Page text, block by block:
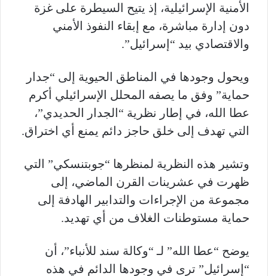
الأمنية الإسرائيلية، إذ يتيح السيطرة على غزة
دون إدارة مباشرة، مع إبقاء النفوذ الأمني
والاقتصادي بيد “إسرائيل”.
ويحول وجودها في المناطق الحيوية إلى “جدار
حماية” وفق ما يصفه المحلل الإسرائيلي أكرم
عطا الله، في إطار نظرية “الجدار الحديدي”،
التي تهدف إلى خلق حاجز دائم يمنع أي اختراق.
وتشير هذه النظرية لمنظرها “جوبتنسكي” التي
ظهرت في عشرينات القرن الماضي، إلى
مجموعة من الإجراءات والتدابير الهادفة إلى
حماية مستوطنات الغلاف من أي تهديد.
يوضح “عطا الله” لـ “وكالة سند للأنباء”، أن
“إسرائيل” ترى في وجودها الدائم في هذه